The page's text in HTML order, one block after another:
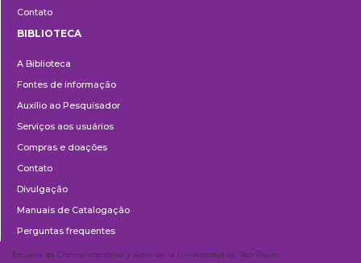
Contato
BIBLIOTECA
A Biblioteca
Fontes de informação
Auxílio ao Pesquisador
Serviços aos usuários
Compras e doações
Contato
Divulgação
Manuais de Catalogação
Perguntas frequentes
Escuela de Comunicaciones y Artes de la Universidad de São Paulo